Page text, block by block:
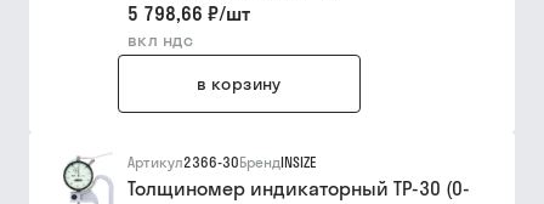
5 798,66 ₽/шт
вкл ндс
в корзину
Артикул2366-30БрендINSIZE
Толщиномер индикаторный ТР-30 (0-